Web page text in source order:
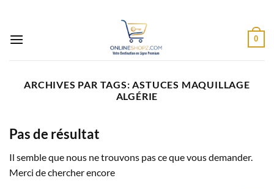
contenu
0
ARCHIVES PAR TAGS:ASTUCES MAQUILLAGE
ALGÉRIE
Pas de résultat
Il semble que nous ne trouvons pas ce que vous demander.
Merci de chercher encore